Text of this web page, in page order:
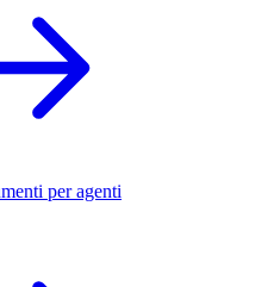
per agenti